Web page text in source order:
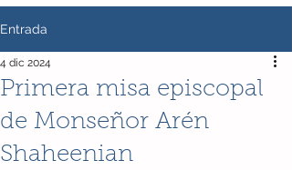
Entrada
Primera misa episcopal
de Monseñor Arén
Shaheenian
4 dic 2024